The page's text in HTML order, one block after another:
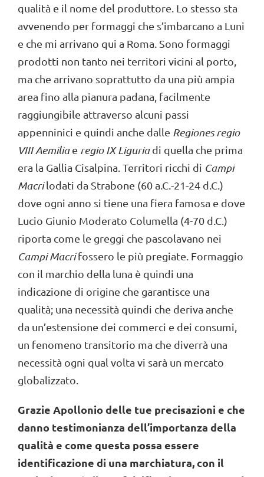
qualità e il nome del produttore. Lo stesso sta
avvenendo per formaggi che s’imbarcano a Luni
e che mi arrivano qui a Roma. Sono formaggi
prodotti non tanto nei territori vicini al porto,
ma che arrivano soprattutto da una più ampia
area fino alla pianura padana, facilmente
raggiungibile attraverso alcuni passi
appenninici e quindi anche dalle Regiones regio
VIII Aemiliae regio IX Liguriadi quella che prima
era la Gallia Cisalpina. Territori ricchi di Campi
Macrilodati da Strabone (60 a.C.-21-24 d.C.)
dove ogni anno si tiene una fiera famosa e dove
Lucio Giunio Moderato Columella (4-70 d.C.)
riporta come le greggi che pascolavano nei
Campi Macrifossero le più pregiate. Formaggio
con il marchio della luna è quindi una
indicazione di origine che garantisce una
qualità; una necessità quindi che deriva anche
da un’estensione dei commerci e dei consumi,
un fenomeno transitorio ma che diverrà una
necessità ogni qual volta vi sarà un mercato
globalizzato.
Grazie Apollonio delle tue precisazioni e che
danno testimonianza dell’importanza della
qualità e come questa possa essere
identificazione di una marchiatura, con il